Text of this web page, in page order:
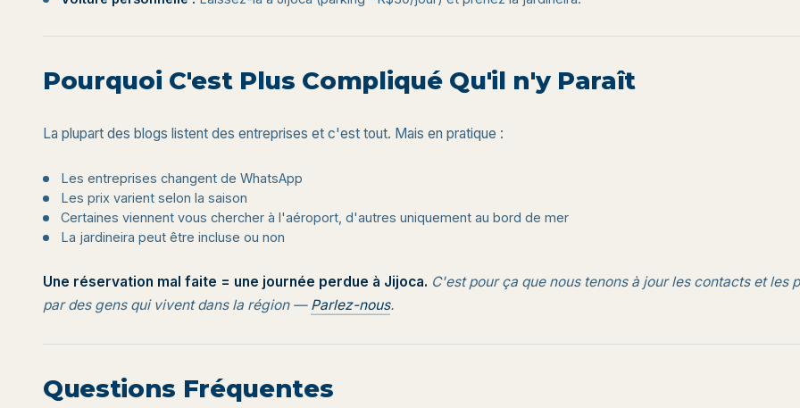
Pourquoi C'est Plus Compliqué Qu'il n'y Paraît
La plupart des blogs listent des entreprises et c'est tout. Mais en pratique :
Les entreprises changent de WhatsApp
Les prix varient selon la saison
Certaines viennent vous chercher à l'aéroport, d'autres uniquement au bord de mer
La jardineira peut être incluse ou non
Une réservation mal faite = une journée perdue à Jijoca. C'est pour ça que nous tenons à jour les contacts et les
par des gens qui vivent dans la région — Parlez-nous.
Questions Fréquentes